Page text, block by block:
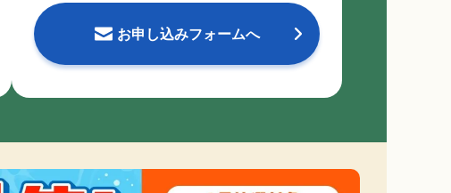
お申し込みフォームへ